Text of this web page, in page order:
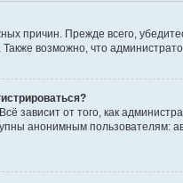
причин. Прежде всего,
возможно, что
зависит от того, как
анонимным пользователям: